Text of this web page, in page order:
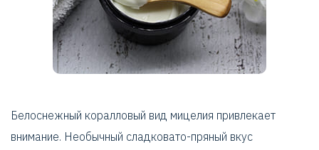
Белоснежный коралловый вид мицелия привлекает
внимание. Необычный сладковато-пряный вкус